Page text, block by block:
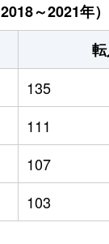
～2021年）
135
111
107
103